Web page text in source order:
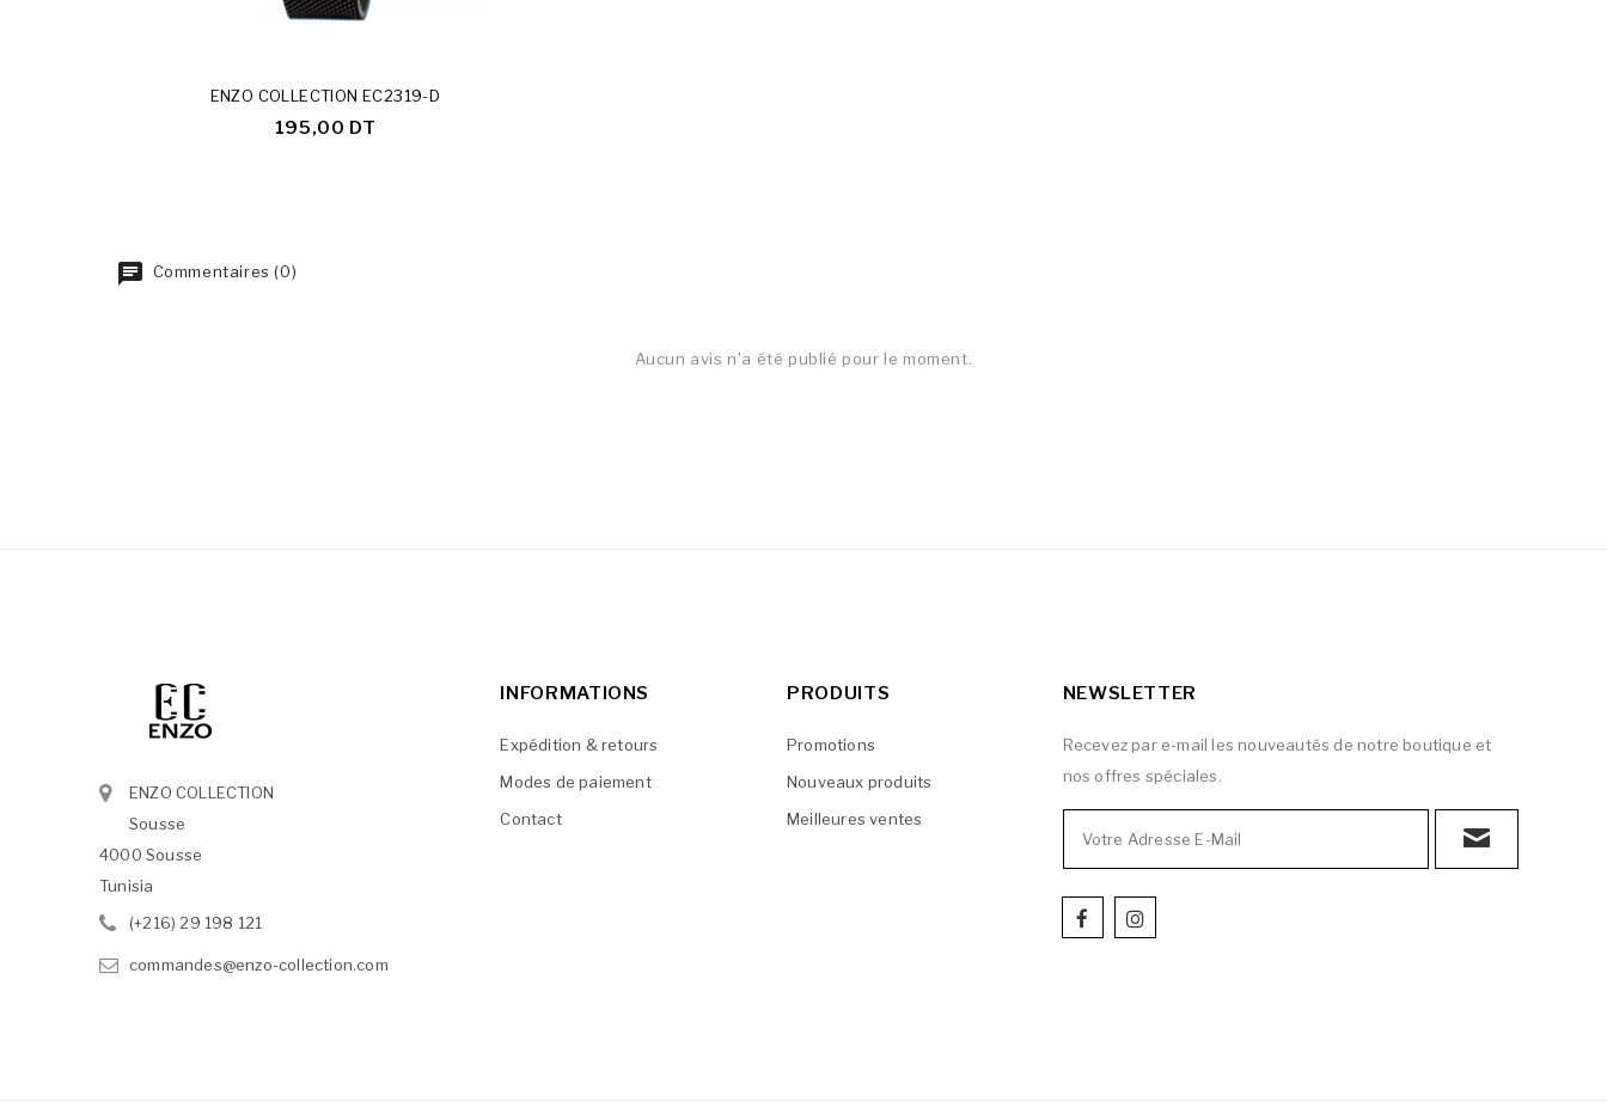
ENZO COLLECTION EC2319-D
195,00 DT
Commentaires (0)
Aucun avis n'a été publié pour le moment.
ENZO COLLECTION
Sousse
4000 Sousse
Tunisia
(+216) 29 198 121
commandes@enzo-collection.com
INFORMATIONS
Expédition & retours
Modes de paiement
Contact
PRODUITS
Promotions
Nouveaux produits
Meilleures ventes
NEWSLETTER
Recevez par e-mail les nouveautés de notre boutique et
nos offres spéciales.